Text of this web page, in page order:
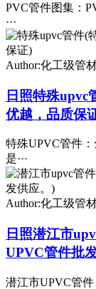
PVC管件图集：
···
Author:化工级管
日照特殊upvc
优越，品质保
特殊UPVC管件
是···
Author:化工级管
日照潜江市
UPVC管件批
潜江市UPVC管